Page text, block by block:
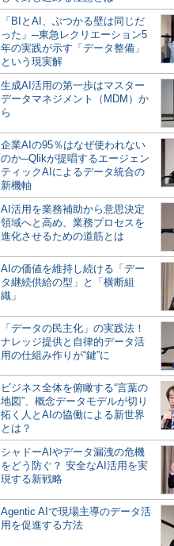
「BIとAI、ぶつかる壁は同じだ
った」─東急レクリエーション5
年の実践が示す「データ整備」
という現実解
生成AI活用の第一歩はマスター
データマネジメント（MDM）か
ら
企業AIの95％はなぜ使われない
のか─Qlikが提唱するエージェン
ティックAIによるデータ統合の
新機軸
AI活用を業務補助から意思決定
領域へと高め、業務プロセスを
進化させるための道筋とは
AIの価値を維持し続ける「デー
タ継続供給の型」と「横断組
織」
「データの民主化」の実践法！
ナレッジ提供と自律的データ活
用の仕組み作りが“鍵”に
ビジネス全体を俯瞰する“言葉の
地図”、概念データモデルが切り
拓く人とAIの協働による新世界
とは？
シャドーAIやデータ漏洩の危機
をどう防ぐ？ 安全なAI活用を実
現する新戦略
Agentic AIで現場主導のデータ活
用を促進する方法